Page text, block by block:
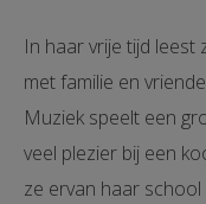
In haar vrije tijd leest
met familie en
Muziek speelt een
veel plezier bij een
ze ervan haar